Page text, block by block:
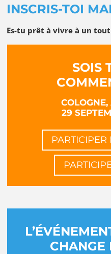
INSCRIS-TOI
Es-tu prêt à vivre à un
SOIS
29
CHANGE